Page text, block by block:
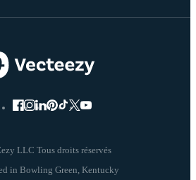
LLC Tous droits réservés